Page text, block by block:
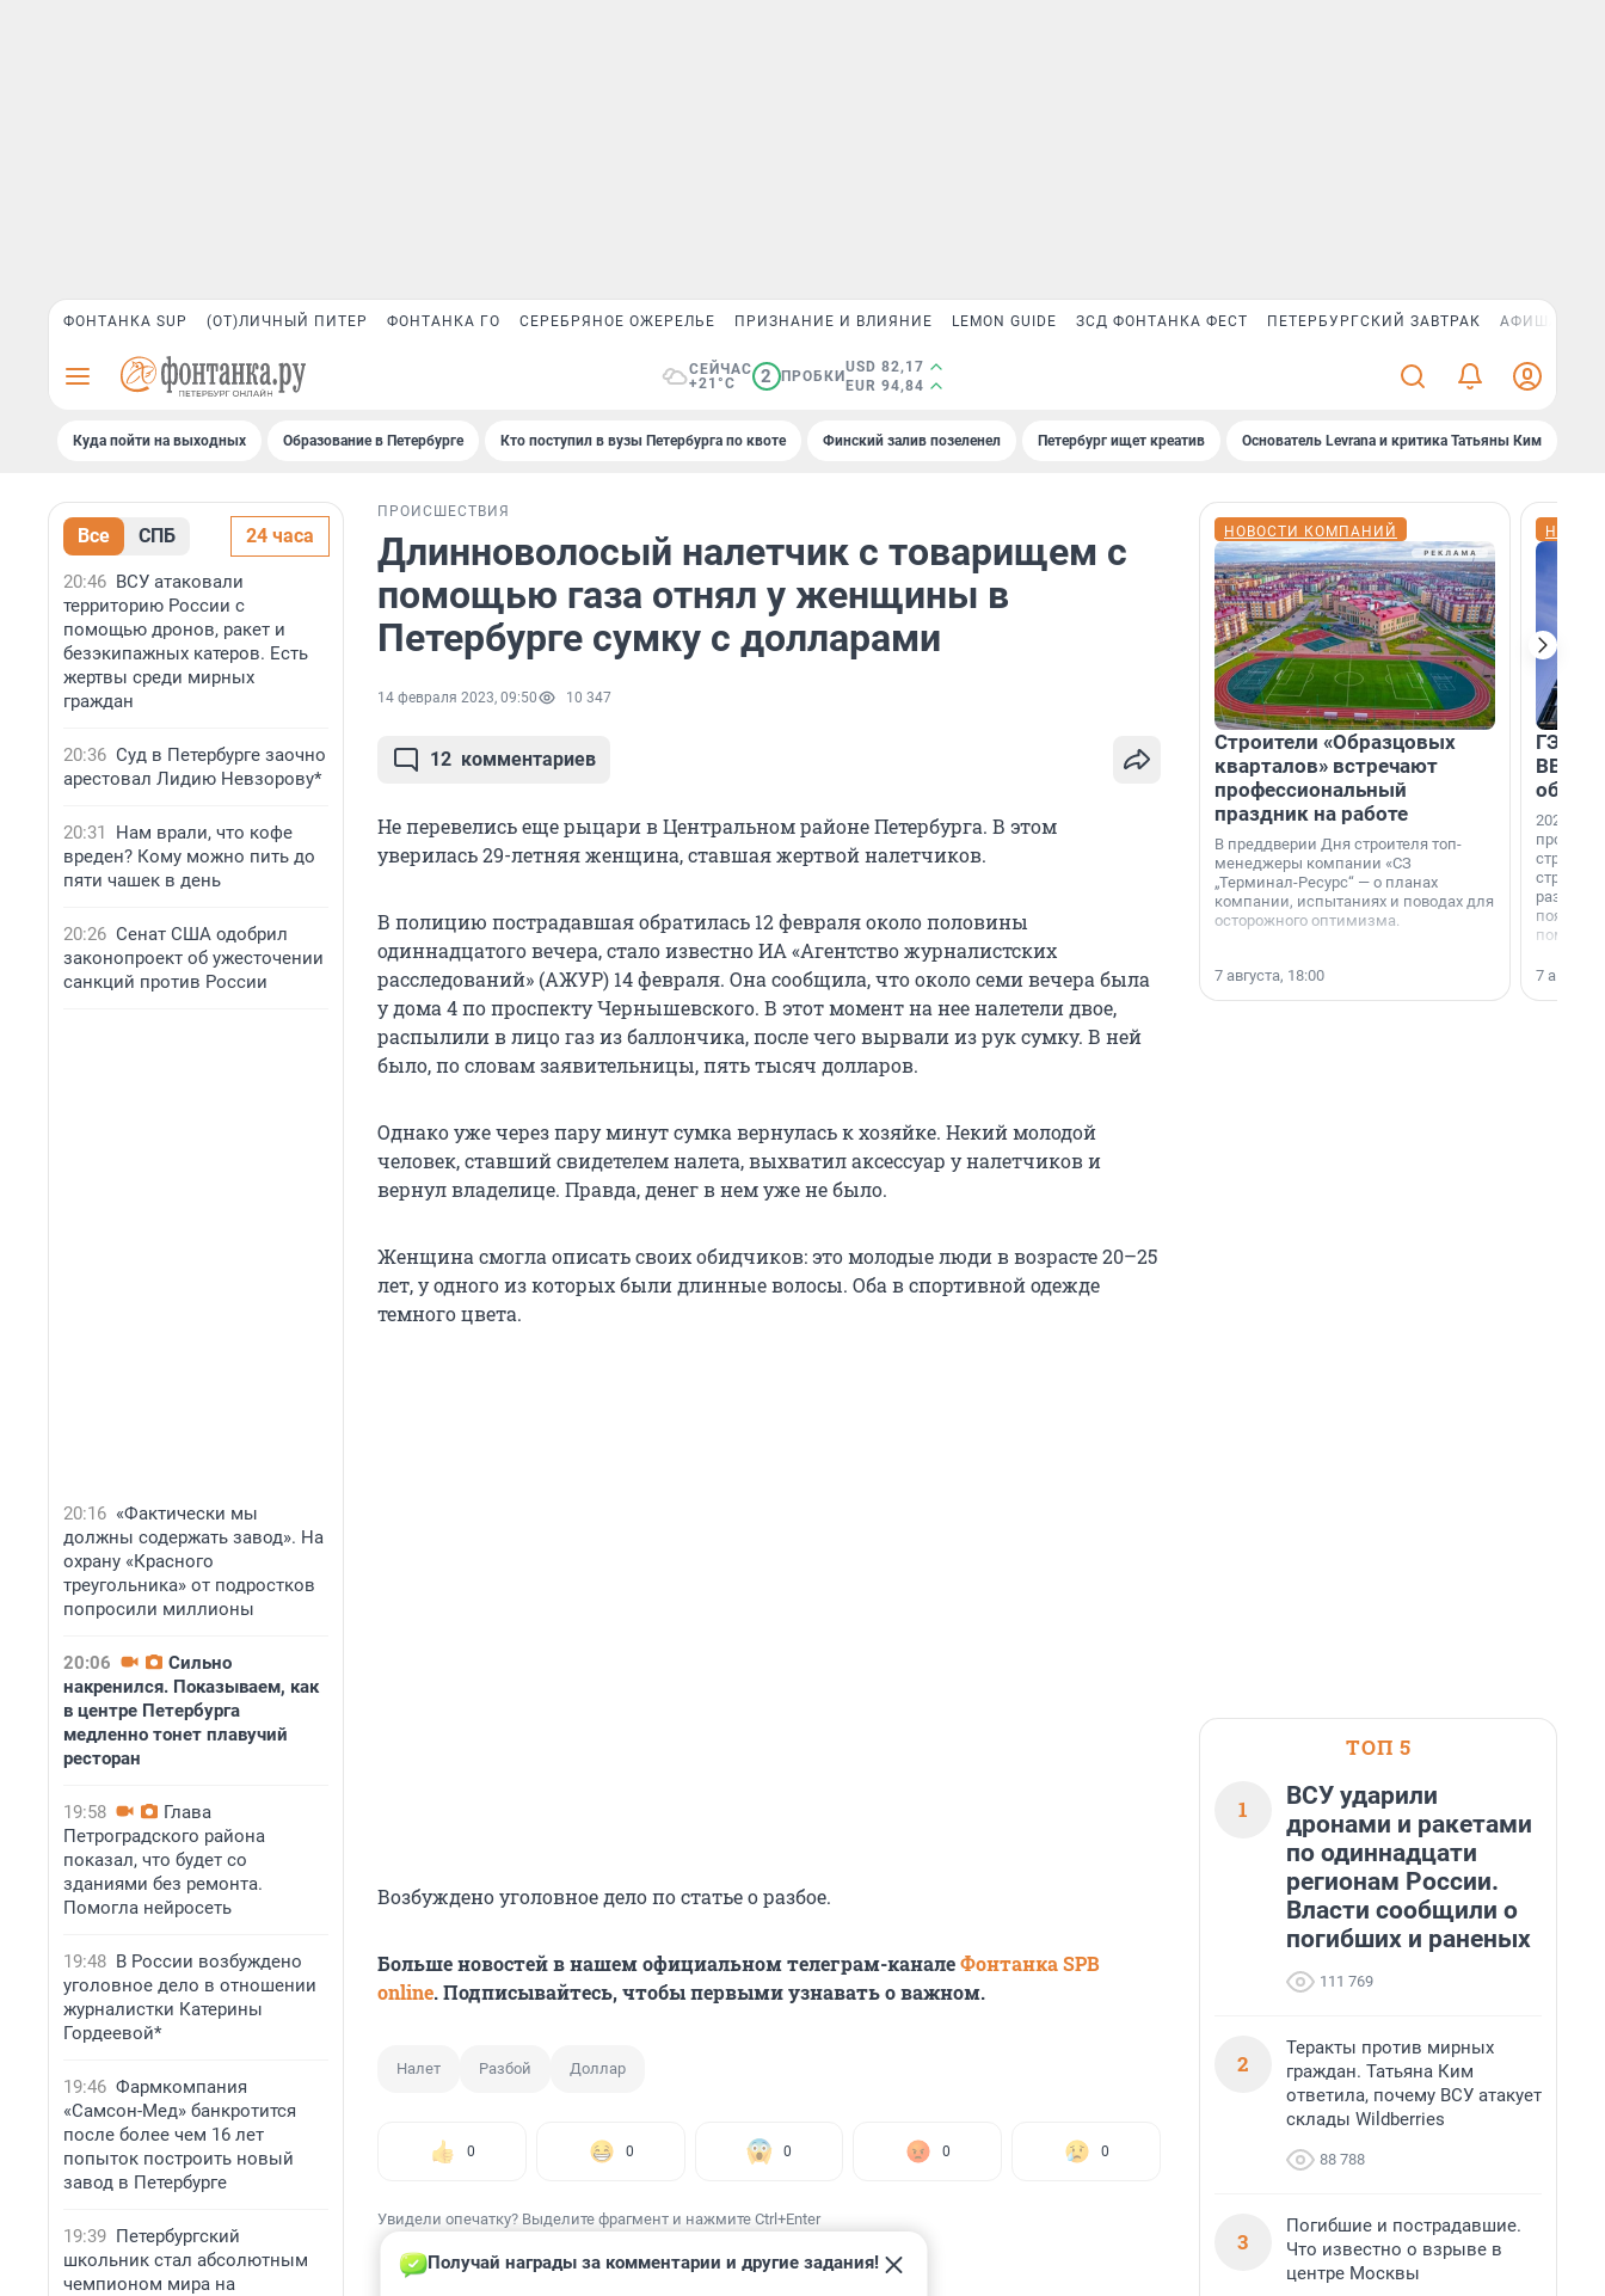
ФОНТАНКА SUP (ОТ)ЛИЧНЫЙ ПИТЕР ФОНТАНКА ГО СЕРЕБРЯНОЕ ОЖЕРЕЛЬЕ ПРИЗНАНИЕ И ВЛИЯНИЕ LEMON GUIDE ЗСД ФОНТАНКА ФЕСТ ПЕТЕРБУРГСКИЙ ЗАВТРАК АФИША PLUS
СЕЙЧАС
+21°C
2 ПРОБКИ
USD 82,17
EUR 94,84
Куда пойти на выходных Образование в Петербурге Кто поступил в вузы Петербурга по квоте Финский залив позеленел Петербург ищет креатив Основатель Levrana и критика Татьяны Ким
Все СПБ 24 часа
20:46 ВСУ атаковали
территорию России с
помощью дронов, ракет и
безэкипажных катеров. Есть
жертвы среди мирных
граждан
20:36 Суд в Петербурге заочно
арестовал Лидию Невзорову*
20:31
Нам врали, что кофе
вреден? Кому можно пить до
пяти чашек в день
20:26 Сенат США одобрил
законопроект об ужесточении
санкций против России
20:16 «Фактически мы
должны содержать завод». На
охрану «Красного
треугольника» от подростков
попросили миллионы
20:06
Сильно
накренился. Показываем, как
в центре Петербурга
медленно тонет плавучий
ресторан
19:58
Глава
Петроградского района
показал, что будет со
зданиями без ремонта.
Помогла нейросеть
19:48 В России возбуждено
уголовное дело в отношении
журналистки Катерины
Гордеевой*
19:46 Фармкомпания
«Самсон-Мед» банкротится
после более чем 16 лет
попыток построить новый
завод в Петербурге
19:39 Петербургский
школьник стал абсолютным
чемпионом мира на
ПРОИСШЕСТВИЯ
Длинноволосый налетчик с товарищем с
помощью газа отнял у женщины в
Петербурге сумку с долларами
14 февраля 2023, 09:50 10 347
12 комментариев
Не перевелись еще рыцари в Центральном районе Петербурга. В этом
уверилась 29-летняя женщина, ставшая жертвой налетчиков.
В полицию пострадавшая обратилась 12 февраля около половины
одиннадцатого вечера, стало известно ИА «Агентство журналистских
расследований» (АЖУР) 14 февраля. Она сообщила, что около семи вечера была
у дома 4 по проспекту Чернышевского. В этот момент на нее налетели двое,
распылили в лицо газ из баллончика, после чего вырвали из рук сумку. В ней
было, по словам заявительницы, пять тысяч долларов.
Однако уже через пару минут сумка вернулась к хозяйке. Некий молодой
человек, ставший свидетелем налета, выхватил аксессуар у налетчиков и
вернул владелице. Правда, денег в нем уже не было.
Женщина смогла описать своих обидчиков: это молодые люди в возрасте 20–25
лет, у одного из которых были длинные волосы. Оба в спортивной одежде
темного цвета.
Возбуждено уголовное дело по статье о разбое.
Больше новостей в нашем официальном телеграм-каналеФонтанка SPB
online. Подписывайтесь, чтобы первыми узнавать о важном.
Налет Разбой Доллар
0 0 0 0 0
Увидели опечатку? Выделите фрагмент и нажмите Ctrl+Enter
Получай награды за комментарии и другие задания!
НОВОСТИ КОМПАНИЙ
Строители «Образцовых
кварталов» встречают
профессиональный
праздник на работе
В преддверии Дня строителя топ-
менеджеры компании «СЗ
„Терминал-Ресурс“ — о планах
компании, испытаниях и поводах для
осторожного оптимизма.
7 августа, 18:00
ГЭС,
ВВП: в
об
2026-й —
раз. В
7
ТОП 5
1
ВСУ ударили
дронами и ракетами
по одиннадцати
регионам России.
Власти сообщили о
погибших и раненых
111 769
2
Теракты против мирных
граждан. Татьяна Ким
ответила, почему ВСУ атакует
склады Wildberries
88 788
3
Погибшие и пострадавшие.
Что известно о взрыве в
центре Москвы